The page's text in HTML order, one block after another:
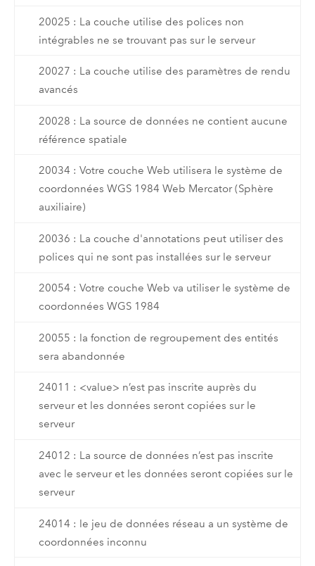
20025 : La couche utilise des polices non
intégrables ne se trouvant pas sur le serveur
20027 : La couche utilise des paramètres de rendu
avancés
20028 : La source de données ne contient aucune
référence spatiale
20034 : Votre couche Web utilisera le système de
coordonnées WGS 1984 Web Mercator (Sphère
auxiliaire)
20036 : La couche d'annotations peut utiliser des
polices qui ne sont pas installées sur le serveur
20054 : Votre couche Web va utiliser le système de
coordonnées WGS 1984
20055 : la fonction de regroupement des entités
sera abandonnée
24011 : <value> n’est pas inscrite auprès du
serveur et les données seront copiées sur le
serveur
24012 : La source de données n’est pas inscrite
avec le serveur et les données seront copiées sur le
serveur
24014 : le jeu de données réseau a un système de
coordonnées inconnu